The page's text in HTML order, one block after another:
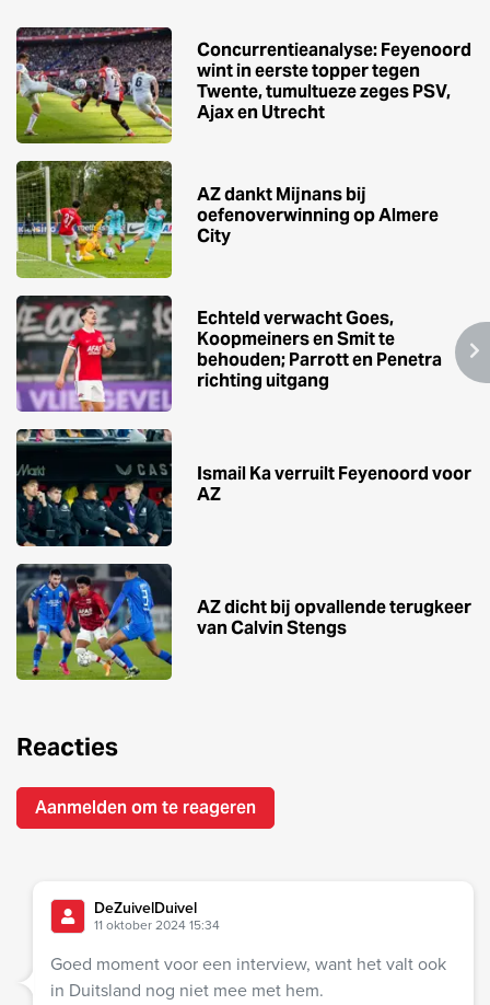
Concurrentieanalyse: Feyenoord
wint in eerste topper tegen
Twente, tumultueze zeges PSV,
Ajax en Utrecht
AZ dankt Mijnans bij
oefenoverwinning op Almere
City
Echteld verwacht Goes,
Koopmeiners en Smit te
behouden; Parrott en Penetra
richting uitgang
Ismail Ka verruilt Feyenoord voor
AZ
AZ dicht bij opvallende terugkeer
van Calvin Stengs
Reacties
Aanmelden om te reageren
DeZuivelDuivel
11 oktober 2024 15:34
Goed moment voor een interview, want het valt ook
in Duitsland nog niet mee met hem.